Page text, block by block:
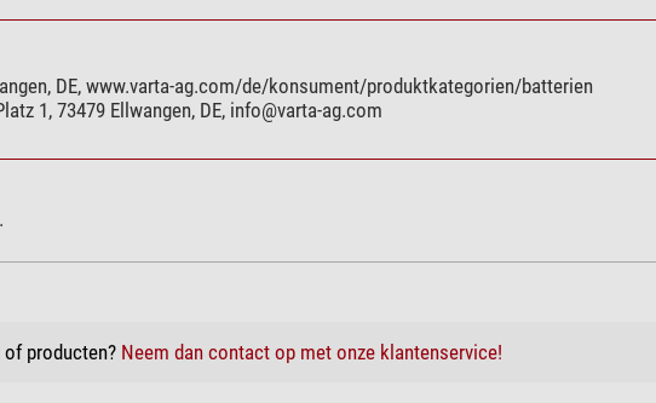
DE, www.varta-ag.com/de/konsument/produktkategorien/batterien
1, 73479 Ellwangen, DE, info@varta-ag.com
producten? Neem dan contact op met onze klantenservice!